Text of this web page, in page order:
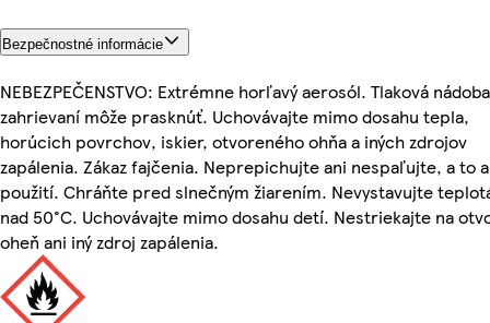
Bezpečnostné informácie
NEBEZPEČENSTVO: Extrémne horľavý aerosól. Tlaková
zahrievaní môže prasknúť. Uchovávajte mimo dosahu tepla,
horúcich povrchov, iskier, otvoreného ohňa a iných zdrojov
zapálenia. Zákaz fajčenia. Neprepichujte ani nespaľujte, a to
použití. Chráňte pred slnečným žiarením. Nevystavujte
nad 50°C. Uchovávajte mimo dosahu detí. Nestriekajte na
oheň ani iný zdroj zapálenia.